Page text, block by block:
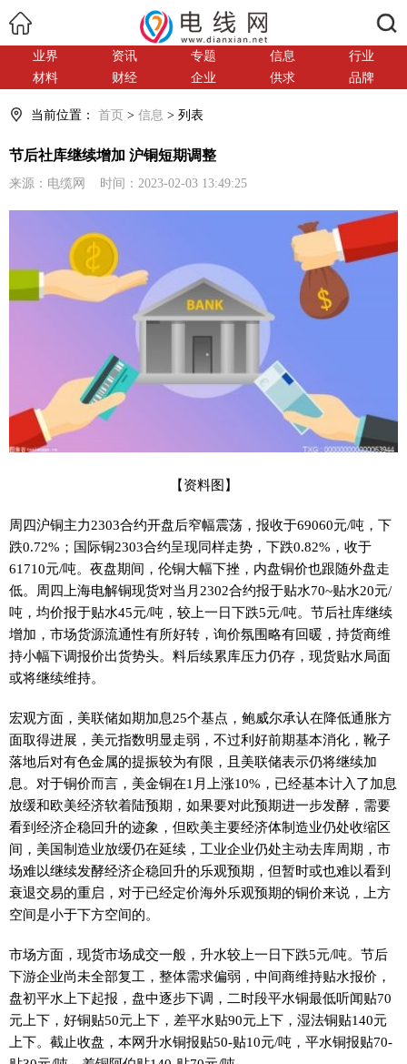
业界 资讯 专题 信息
行业
材料
财经 企业 供求 品牌
当前位置： 首页 > 信息 > 列表
节后社库继续增加 沪铜短期调整
来源：电缆网 时间：2023-02-03 13:49:25
【资料图】
周四沪铜主力2303合约开盘后窄幅震荡，报收于69060元/吨，下
跌0.72%；国际铜2303合约呈现同样走势，下跌0.82%，收于
61710元/吨。夜盘期间，伦铜大幅下挫，内盘铜价也跟随外盘走
低。周四上海电解铜现货对当月2302合约报于贴水70~贴水20元/
吨，均价报于贴水45元/吨，较上一日下跌5元/吨。节后社库继续
增加，市场货源流通性有所好转，询价氛围略有回暖，持货商维
持小幅下调报价出货势头。料后续累库压力仍存，现货贴水局面
或将继续维持。
宏观方面，美联储如期加息25个基点，鲍威尔承认在降低通胀方
面取得进展，美元指数明显走弱，不过利好前期基本消化，靴子
落地后对有色金属的提振较为有限，且美联储表示仍将继续加
息。对于铜价而言，美金铜在1月上涨10%，已经基本计入了加息
放缓和欧美经济软着陆预期，如果要对此预期进一步发酵，需要
看到经济企稳回升的迹象，但欧美主要经济体制造业仍处收缩区
间，美国制造业放缓仍在延续，工业企业仍处主动去库周期，市
场难以继续发酵经济企稳回升的乐观预期，但暂时或也难以看到
衰退交易的重启，对于已经定价海外乐观预期的铜价来说，上方
空间是小于下方空间的。
市场方面，现货市场成交一般，升水较上一日下跌5元/吨。节后
下游企业尚未全部复工，整体需求偏弱，中间商维持贴水报价，
盘初平水上下起报，盘中逐步下调，二时段平水铜最低听闻贴70
元上下，好铜贴50元上下，差平水贴90元上下，湿法铜贴140元
上下。截止收盘，本网升水铜报贴50-贴10元/吨，平水铜报贴70-